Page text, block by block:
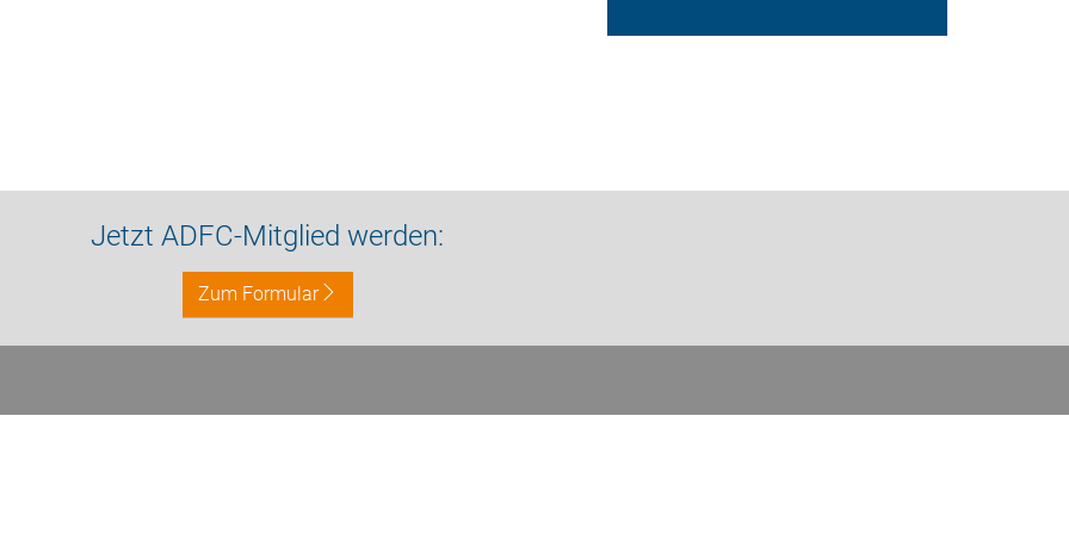
Jetzt ADFC-Mitglied werden:
Zum Formular